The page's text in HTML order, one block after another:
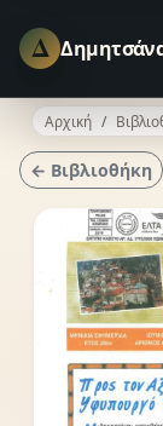
Δ
Αρχική
← Βιβλιοθήκη